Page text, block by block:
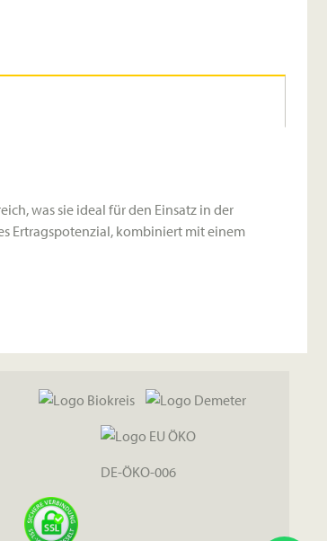
was sie ideal für den Einsatz in der
Ertragspotenzial, kombiniert mit einem
DE-ÖKO-006